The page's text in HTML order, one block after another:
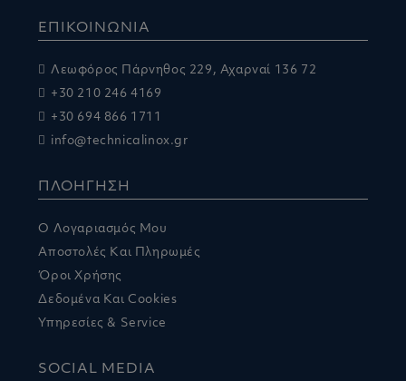
ΕΠΙΚΟΙΝΩΝΙΑ
Λεωφόρος Πάρνηθος 229, Αχαρναί 136 72
+30 210 246 4169
+30 694 866 1711
info@technicalinox.gr
ΠΛΟΗΓΗΣΗ
Ο Λογαριασμός Μου
Αποστολές Και Πληρωμές
Όροι Χρήσης
Δεδομένα Και Cookies
Υπηρεσίες & Service
SOCIAL MEDIA